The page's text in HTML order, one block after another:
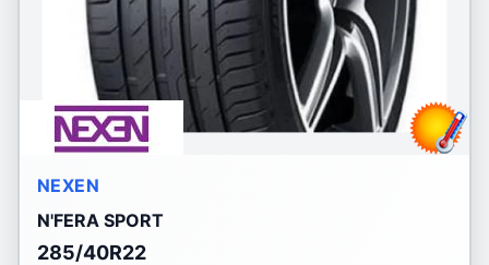
NEXEN
N'FERA SPORT
285/40R22